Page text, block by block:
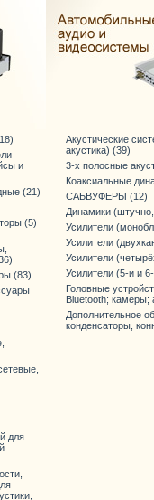
и
(21)
(5)
(83)
для
Акустические
акустика) (39)
3-х полосные
Коаксиальные
САБВУФЕРЫ (12)
Динамики
Усилители
Усилители
Усилители
Усилители (5-и и
Головные
Bluetooth; камеры;
Дополнительное
конденсаторы,